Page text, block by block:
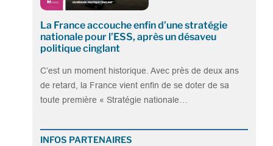
La France accouche enfin d’une stratégie
nationale pour l’ESS, après un désaveu
politique cinglant
C’est un moment historique. Avec près de deux ans
de retard, la France vient enfin de se doter de sa
toute première « Stratégie nationale…
INFOS PARTENAIRES